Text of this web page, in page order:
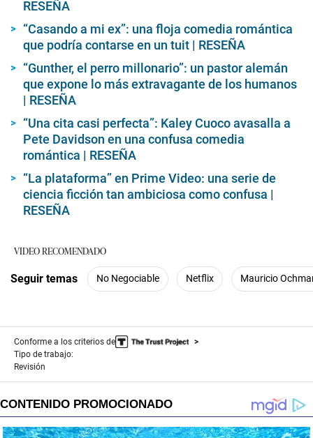
RESEÑA
“Casando a mi ex”: una floja comedia romántica
que podría contarse en un tuit | RESEÑA
“Gunther, el perro millonario”: un pastor alemán
que expone lo más extravagante de los humanos
| RESEÑA
“Una cita casi perfecta”: Kaley Cuoco avasalla a
Pete Davidson en una confusa comedia
romántica | RESEÑA
“La plataforma” en Prime Video: una serie de
ciencia ficción tan ambiciosa como confusa |
RESEÑA
VIDEO RECOMENDADO
Seguir temas No Negociable Netflix Mauricio
Conforme a los criterios de
Tipo de trabajo:
Revisión